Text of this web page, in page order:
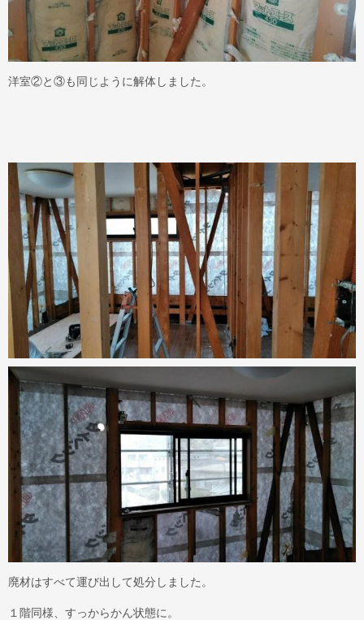
洋室②と③も同じように解体しました。
廃材はすべて運び出して処分しました。
１階同様、すっからかん状態に。